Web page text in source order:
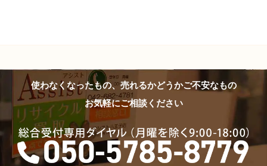
使わなくなったもの、売れるかどうかご不安なもの
お気軽にご相談ください